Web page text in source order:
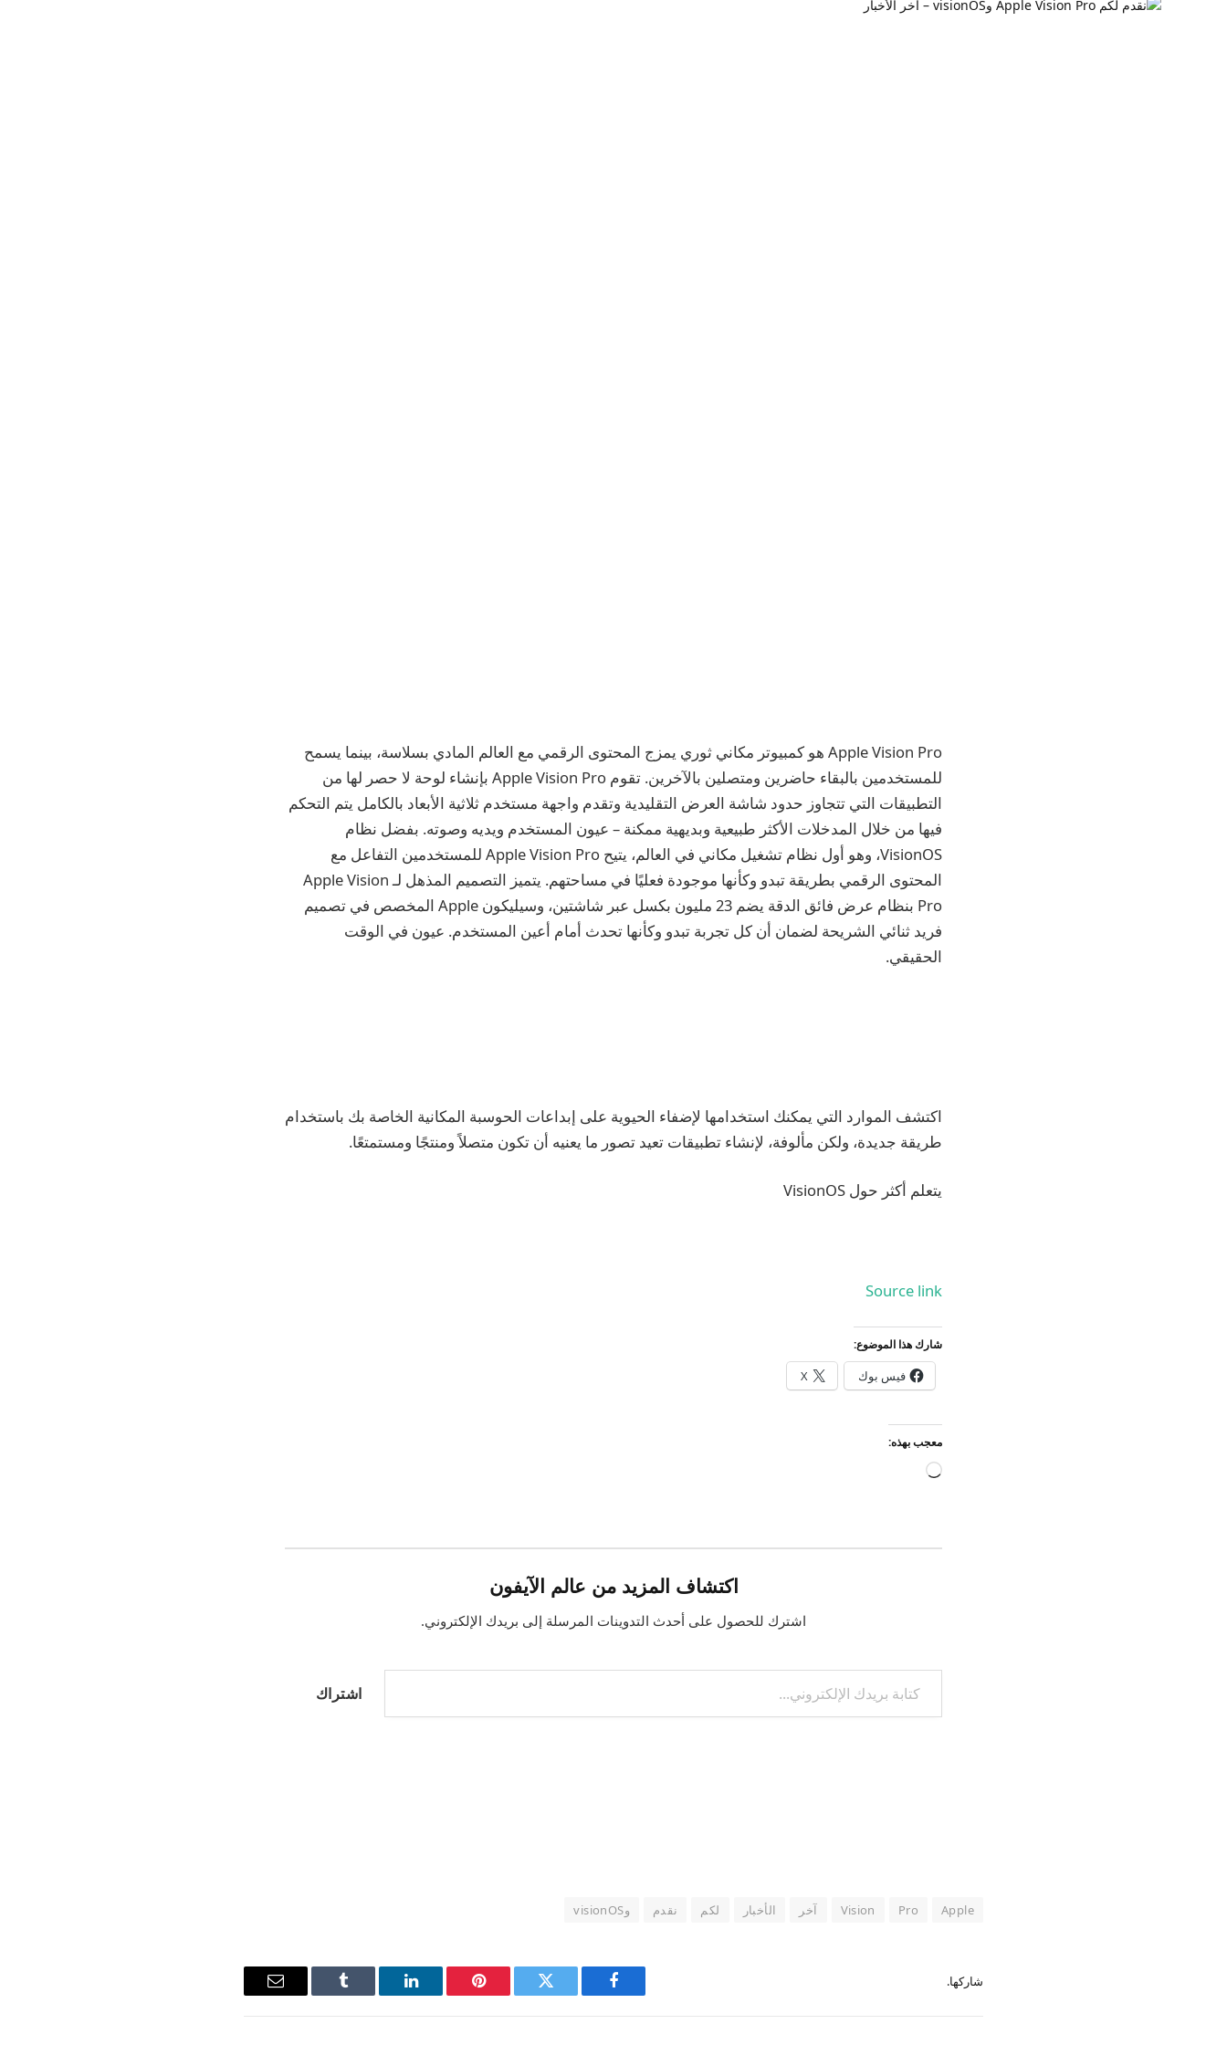
Apple Vision Pro هو كمبيوتر مكاني ثوري يمزج المحتوى الرقمي مع العالم المادي بسلاسة، بينما يسمح
للمستخدمين بالبقاء حاضرين ومتصلين بالآخرين. تقوم Apple Vision Pro بإنشاء لوحة لا حصر لها من
التطبيقات التي تتجاوز حدود شاشة العرض التقليدية وتقدم واجهة مستخدم ثلاثية الأبعاد بالكامل يتم التحكم
فيها من خلال المدخلات الأكثر طبيعية وبديهية ممكنة – عيون المستخدم ويديه وصوته. بفضل نظام
VisionOS، وهو أول نظام تشغيل مكاني في العالم، يتيح Apple Vision Pro للمستخدمين التفاعل مع
المحتوى الرقمي بطريقة تبدو وكأنها موجودة فعليًا في مساحتهم. يتميز التصميم المذهل لـ Apple Vision
Pro بنظام عرض فائق الدقة يضم 23 مليون بكسل عبر شاشتين، وسيليكون Apple المخصص في تصميم
فريد ثنائي الشريحة لضمان أن كل تجربة تبدو وكأنها تحدث أمام أعين المستخدم. عيون في الوقت
الحقيقي.
اكتشف الموارد التي يمكنك استخدامها لإضفاء الحيوية على إبداعات الحوسبة المكانية الخاصة بك باستخدام
طريقة جديدة، ولكن مألوفة، لإنشاء تطبيقات تعيد تصور ما يعنيه أن تكون متصلاً ومنتجًا ومستمتعًا.
يتعلم أكثر حول VisionOS
Source link
شارك هذا الموضوع:
فيس بوك X
معجب بهذه:
جاري
اكتشاف المزيد من عالم الآيفون
اشترك للحصول على أحدث التدوينات المرسلة إلى بريدك الإلكتروني.
كتابة بريدك الإلكتروني...
اشتراك
Apple
Pro
Vision آخر الأخبار لكم نقدم وvisionOS
شاركها.
فيسبوك
تويتر بينتيريستلينكدإن Tumblr
البريد